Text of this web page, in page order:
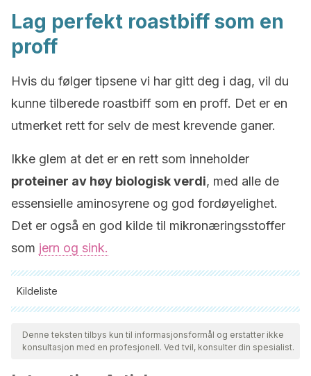
Lag perfekt roastbiff som en
proff
Hvis du følger tipsene vi har gitt deg i dag, vil du
kunne tilberede roastbiff som en proff. Det er en
utmerket rett for selv de mest krevende ganer.
Ikke glem at det er en rett som inneholder
proteiner av høy biologisk verdi, med alle de
essensielle aminosyrene og god fordøyelighet.
Det er også en god kilde til mikronæringsstoffer
som jern og sink.
Kildeliste
Alle siterte kilder ble grundig gjennomgått av teamet vårt for å
sikre deres kvalitet, pålitelighet, aktualitet og validitet.
Bibliografien i denne artikkelen ble betraktet som pålitelig og
Denne teksten tilbys kun til informasjonsformål og erstatter ikke
konsultasjon med en profesjonell. Ved tvil, konsulter din spesialist.